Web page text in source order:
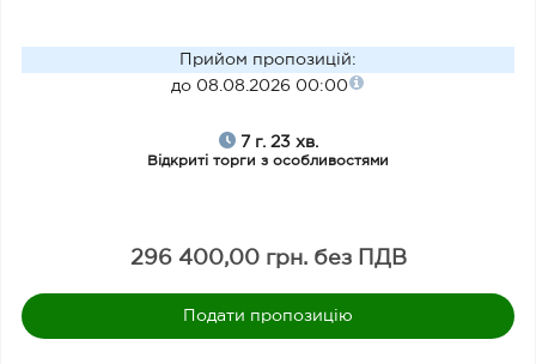
Прийом пропозицій:
до 08.08.2026 00:00
7 г. 23 хв.
Відкриті торги з особливостями
296 400,00 грн. без ПДВ
Подати пропозицію
о
з